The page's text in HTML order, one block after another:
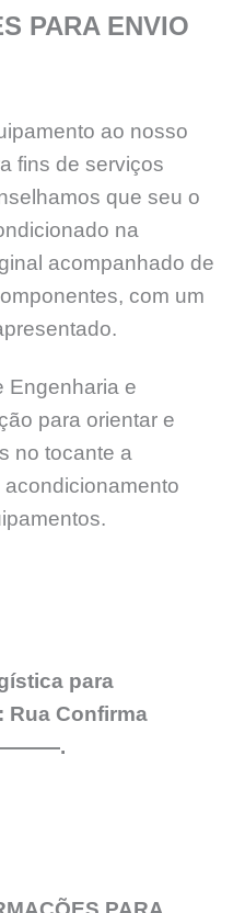
PARA ENVIO
ao nosso
fins de serviços
que seu o
na
acompanhado de
com um
Engenharia e
para orientar e
no tocante a
para
Rua Confirma
———.